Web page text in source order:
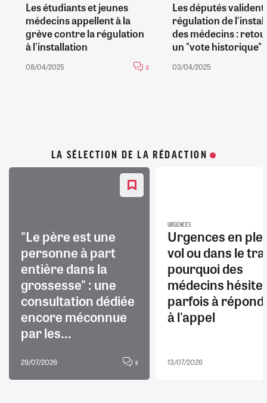
Les étudiants et jeunes
médecins appellent à la
grève contre la régulation
à l'installation
08/04/2025 0
Les députés valident
régulation de
des médecins :
un "vote historique"
03/04/2025
LA SÉLECTION DE LA RÉDACTION
"Le père est une
personne à part
entière dans la
grossesse" : une
consultation dédiée
encore méconnue
par les...
29/07/2026 8
URGENCES
Urgences en
vol ou dans le
pourquoi des
médecins
parfois à
à l'appel
13/07/2026